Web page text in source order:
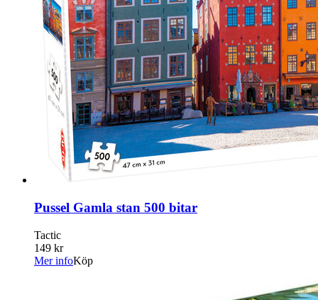
Pussel Gamla stan 500 bitar
Tactic
149 kr
Mer infoKöp